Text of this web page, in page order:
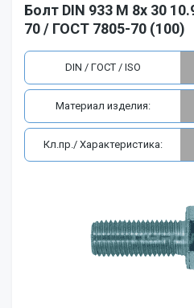
Болт DIN 933 M 8x 30
70 / ГОСТ 7805-70 (100)
DIN / ГОСТ / ISO
Материал изделия:
Кл.пр./ Характеристика: